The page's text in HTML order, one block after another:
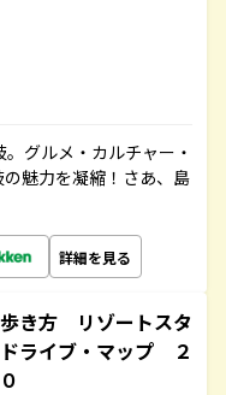
グルメ・カルチャー・
魅力を凝縮！さあ、島
詳細を見る
き方 リゾートスタ
ライブ・マップ ２